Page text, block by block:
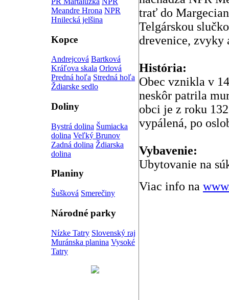
Meandre Hrona NPR
Hnilecká jelšina
Kopce
Andrejcová Bartková
Kráľova skala Orlová
Predná hoľa Stredná hoľa
Ždiarske sedlo
Doliny
Bystrá dolina Šumiacka
dolina Veľký Brunov
Zadná dolina Ždiarska
dolina
Planiny
Šušková Smerečiny
Národné parky
Nízke Tatry Slovenský raj
Muránska planina Vysoké
Tatry
trať do
Telgárskou
drevenice, zvyky
História:
Obec vznikla v
neskôr patrila
obci je z roku
vypálená, po
Vybavenie:
Ubytovanie na
Viac info na